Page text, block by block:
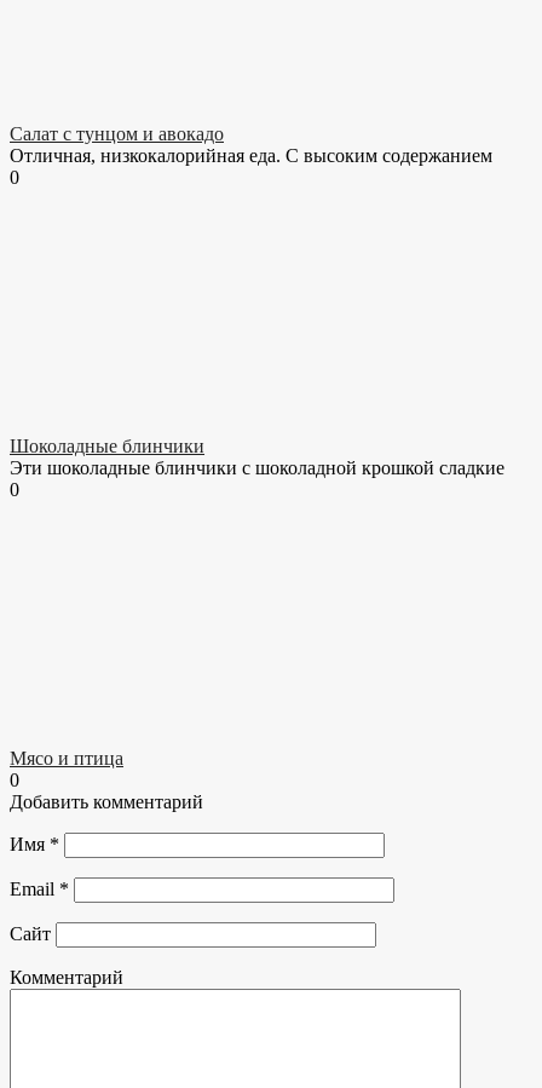
Салат с тунцом и авокадо
Отличная, низкокалорийная еда. С высоким содержанием
0
Шоколадные блинчики
Эти шоколадные блинчики с шоколадной крошкой сладкие
0
Мясо и птица
0
Добавить комментарий
Имя *
Email *
Сайт
Комментарий